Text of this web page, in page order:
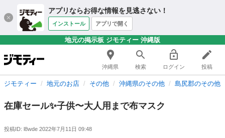
アプリならお得な情報を見逃さない！
インストール アプリで開く
地元の掲示板 ジモティー 沖縄版
沖縄県 検索 ログイン 投稿
ジモティー 地元のお店 その他 沖縄県のその他 島尻郡のその他
在庫セール✨子供〜大人用まで布マスク
投稿ID: l8wde 2022年7月11日 09:48